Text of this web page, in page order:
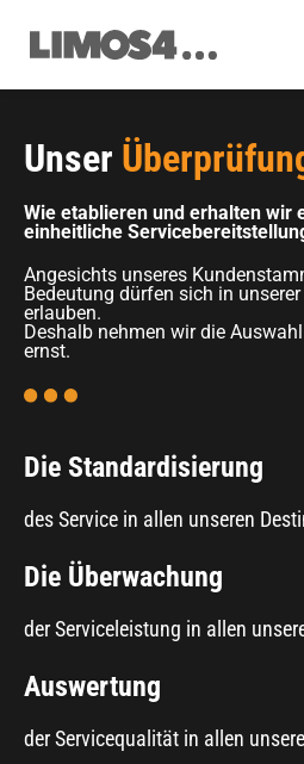
Inhalt
springen
Unser
Wie etablieren und erhalten wir
einheitliche
Angesichts unseres
Bedeutung dürfen sich in
erlauben.
Deshalb nehmen wir die
ernst.
Die Standardisierung
des Service in allen unseren
Die Überwachung
der Serviceleistung in allen
Auswertung
der Servicequalität in allen